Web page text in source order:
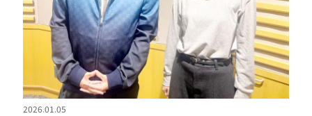
2026.01.05